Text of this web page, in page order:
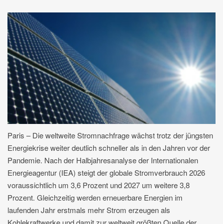
Paris – Die weltweite Stromnachfrage wächst trotz der jüngsten
Energiekrise weiter deutlich schneller als in den Jahren vor der
Pandemie. Nach der Halbjahresanalyse der Internationalen
Energieagentur (IEA) steigt der globale Stromverbrauch 2026
voraussichtlich um 3,6 Prozent und 2027 um weitere 3,8
Prozent. Gleichzeitig werden erneuerbare Energien im
laufenden Jahr erstmals mehr Strom erzeugen als